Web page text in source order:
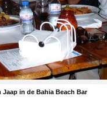
Jaap in de Bahia Beach Bar